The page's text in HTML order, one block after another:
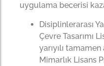
uygulama becerisi
Disiplinlerarası
Çevre Tasarımı
yarıyılı
Mimarlık Lisans